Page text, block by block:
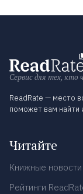
Сервис для тех, кто
ReadRate — место
поможет вам найти
Читайте
Книжные новости
Рейтинги